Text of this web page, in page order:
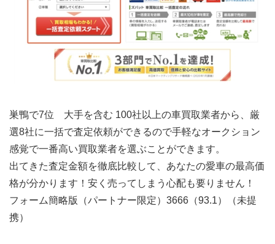
巣鴨で7位 大手を含む 100社以上の車買取業者から、厳
選8社に一括で査定依頼ができるので手軽なオークション
感覚で一番高い買取業者を選ぶことができます。
出てきた査定金額を徹底比較して、あなたの愛車の最高価
格が分かります！安く売ってしまう心配も要りません！
フォーム簡略版（パートナー限定）3666（93.1）（未提
携）